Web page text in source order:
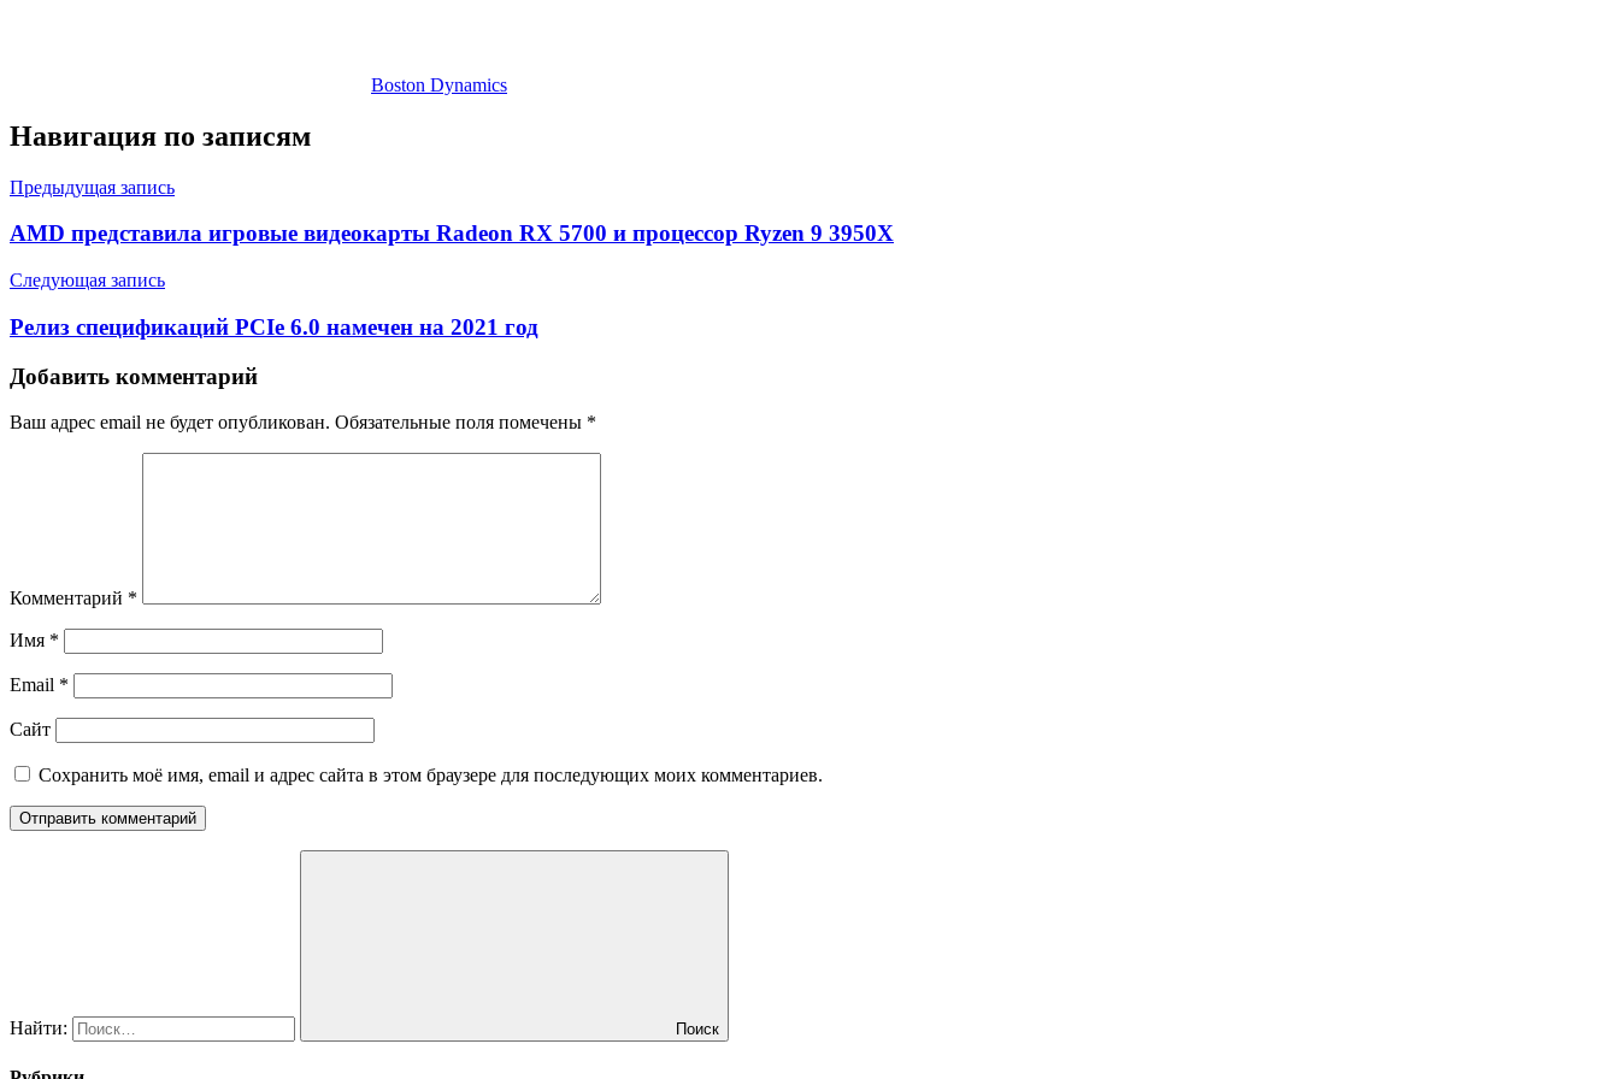
Boston Dynamics
Навигация по записям
Предыдущая запись
AMD представила игровые видеокарты Radeon RX 5700 и процессор Ryzen 9 3950X
Следующая запись
Релиз спецификаций PCIe 6.0 намечен на 2021 год
Добавить комментарий
Ваш адрес email не будет опубликован. Обязательные поля помечены *
Комментарий *
Имя *
Email *
Сайт
Сохранить моё имя, email и адрес сайта в этом браузере для последующих моих комментариев.
Найти: Поиск